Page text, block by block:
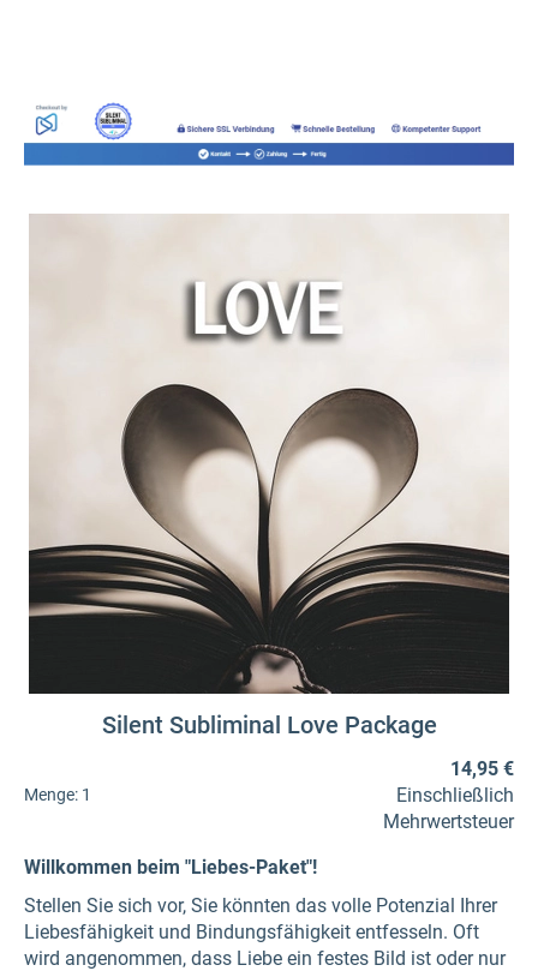
Silent Subliminal Love Package
Menge: 1
14,95 €
Einschließlich
Mehrwertsteuer
Willkommen beim "Liebes-Paket"!
Stellen Sie sich vor, Sie könnten das volle Potenzial Ihrer
Liebesfähigkeit und Bindungsfähigkeit entfesseln. Oft
wird angenommen, dass Liebe ein festes Bild ist oder nur